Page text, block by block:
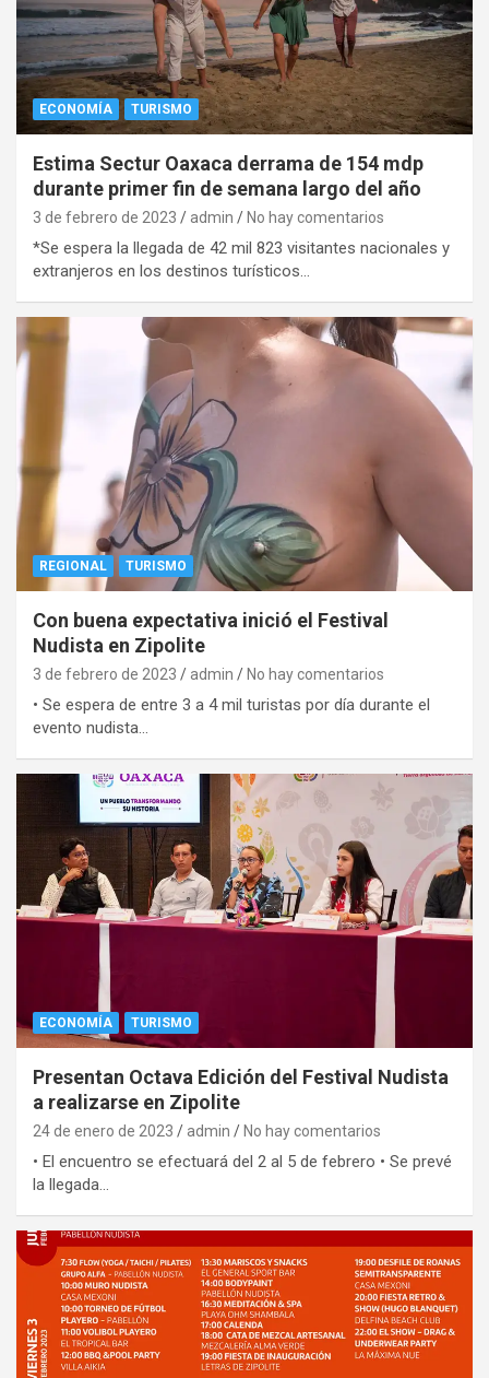
ECONOMÍA TURISMO
Estima Sectur Oaxaca derrama de 154 mdp
durante primer fin de semana largo del año
3 de febrero de 2023 admin No hay comentarios
*Se espera la llegada de 42 mil 823 visitantes nacionales y
extranjeros en los destinos turísticos…
REGIONAL TURISMO
Con buena expectativa inició el Festival
Nudista en Zipolite
3 de febrero de 2023 admin No hay comentarios
• Se espera de entre 3 a 4 mil turistas por día durante el
evento nudista…
ECONOMÍA TURISMO
Presentan Octava Edición del Festival Nudista
a realizarse en Zipolite
24 de enero de 2023 admin No hay comentarios
• El encuentro se efectuará del 2 al 5 de febrero • Se prevé
la llegada…